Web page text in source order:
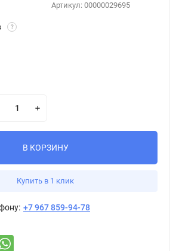
Артикул: 00000029695
?
В КОРЗИНУ
Купить в 1 клик
+7 967 859-94-78